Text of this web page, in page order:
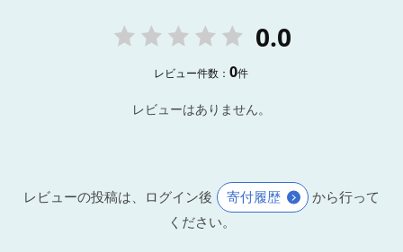
0.0
レビュー件数：0件
レビューはありません。
レビューの投稿は、ログイン後 寄付履歴
から行って
ください。